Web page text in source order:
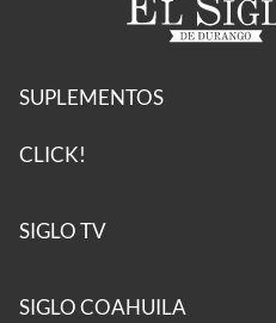
SUPLEMENTOS
CLICK!
SIGLO TV
SIGLO COAHUILA